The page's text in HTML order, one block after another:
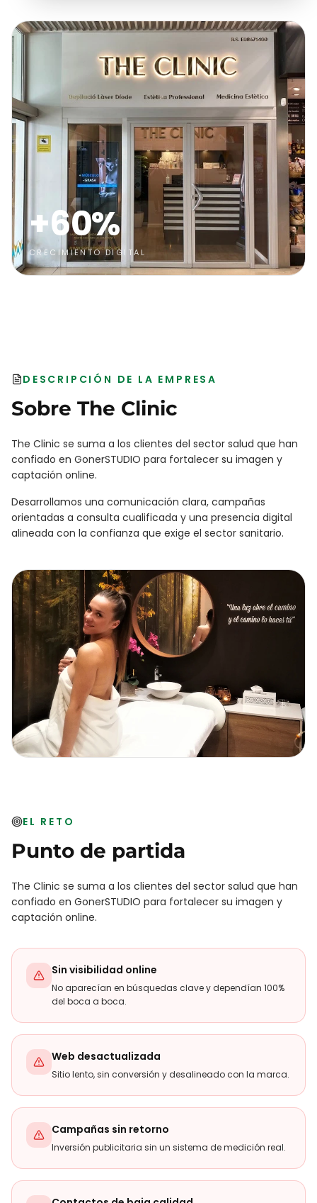
+60%
CRECIMIENTO DIGITAL
DESCRIPCIÓN DE LA EMPRESA
Sobre The Clinic
The Clinic se suma a los clientes del sector salud que han
confiado en GonerSTUDIO para fortalecer su imagen y
captación online.
Desarrollamos una comunicación clara, campañas
orientadas a consulta cualificada y una presencia digital
alineada con la confianza que exige el sector sanitario.
EL RETO
Punto de partida
The Clinic se suma a los clientes del sector salud que han
confiado en GonerSTUDIO para fortalecer su imagen y
captación online.
Sin visibilidad online
No aparecían en búsquedas clave y dependían 100%
del boca a boca.
Web desactualizada
Sitio lento, sin conversión y desalineado con la marca.
Campañas sin retorno
Inversión publicitaria sin un sistema de medición real.